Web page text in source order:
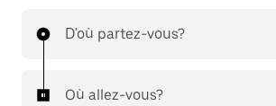
D'où partez-vous?
Où allez-vous?